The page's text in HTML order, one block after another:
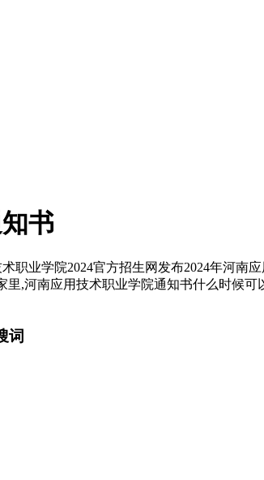
书
职业学院2024官方招生网发布2024年河
,河南应用技术职业学院通知书什么时候
词